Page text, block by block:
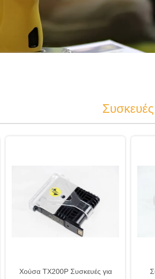
Συσκευές
Χούσα TX200P Συσκευές για